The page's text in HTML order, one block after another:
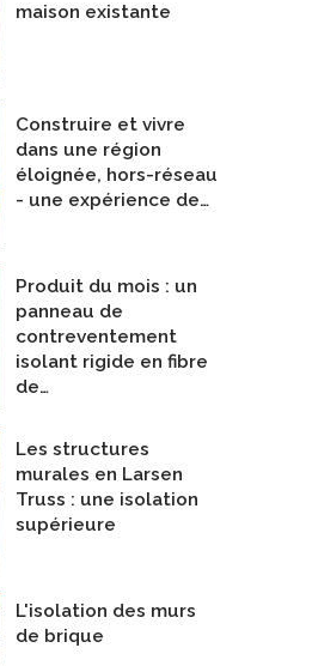
maison existante
Construire et vivre
dans une région
éloignée, hors-réseau
- une expérience de…
Produit du mois : un
panneau de
contreventement
isolant rigide en fibre
de…
Les structures
murales en Larsen
Truss : une isolation
supérieure
L'isolation des murs
de brique
FOAMGLASS PERINSUL